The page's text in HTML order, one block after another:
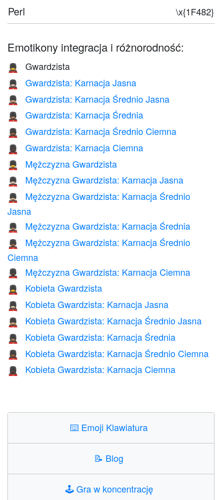
Perl \x{1F482}
Emotikony integracja i różnorodność:
💂 Gwardzista
💂🏻 Gwardzista: Karnacja Jasna
💂🏼 Gwardzista: Karnacja Średnio Jasna
💂🏽 Gwardzista: Karnacja Średnia
💂🏾 Gwardzista: Karnacja Średnio Ciemna
💂🏿 Gwardzista: Karnacja Ciemna
💂‍♂️ Mężczyzna Gwardzista
💂🏻‍♂️ Mężczyzna Gwardzista: Karnacja Jasna
💂🏼‍♂️
Mężczyzna Gwardzista: Karnacja Średnio
Jasna
💂🏽‍♂️ Mężczyzna Gwardzista: Karnacja Średnia
💂🏾‍♂️
Mężczyzna Gwardzista: Karnacja Średnio
Ciemna
💂🏿‍♂️ Mężczyzna Gwardzista: Karnacja Ciemna
💂‍♀️ Kobieta Gwardzista
💂🏻‍♀️ Kobieta Gwardzista: Karnacja Jasna
💂🏼‍♀️ Kobieta Gwardzista: Karnacja Średnio Jasna
💂🏽‍♀️ Kobieta Gwardzista: Karnacja Średnia
💂🏾‍♀️ Kobieta Gwardzista: Karnacja Średnio Ciemna
💂🏿‍♀️ Kobieta Gwardzista: Karnacja Ciemna
⌨️ Emoji Klawiatura
📝 Blog
🕹️Gra w koncentrację